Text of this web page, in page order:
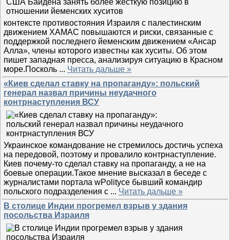
контексте противостояния Израиля с палестинским
движением ХАМАС повышаются и риски, связанные с
поддержкой последнего йеменским движением «Ансар
Алла», члены которого известны как хуситы. Об этом
пишет западная пресса, анализируя ситуацию в Красном
море.Посколь ... Читать дальше »
«Киев сделал ставку на пропаганду»: польский
генерал назвал причины неудачного
контрнаступления ВСУ
Украинское командование не стремилось достичь успеха
на передовой, поэтому и провалило контрнаступление.
Киев почему-то сделал ставку на пропаганду, а не на
боевые операции.Такое мнение высказал в беседе с
журналистами портала wPolityce бывший командир
польского подразделения с ... Читать дальше »
В столице Индии прогремел взрыв у здания
посольства Израиля